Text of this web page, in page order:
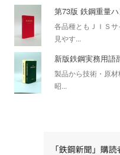
第73版 鉄鋼重量
各品種ともＪＩＳ
見やす...
新版鉄鋼実務用語
製品から技術・原材
昭...